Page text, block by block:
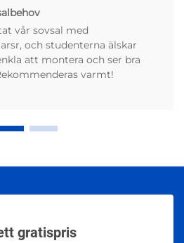
vår sovsal med
och studenterna älskar
att montera och ser bra
varmt!
gratispris